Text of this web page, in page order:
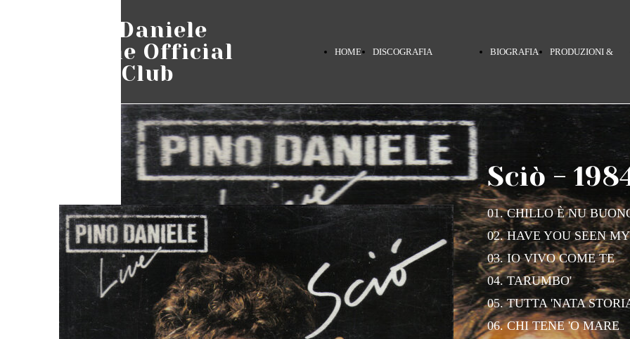
HOME
PAGE
DISCOGRAFIA
TERRA MIA
NERO A METÀ
BIOGRAFIA PRODUZIONI &
COLLABORAZIONI
Pino Daniele
Online Official
Fans Club
Sciò -
01. CHILLO È NU
02. HAVE YOU SEEN
03. IO VIVO COME TE
04. TARUMBO'
05. TUTTA 'NATA
06. CHI TENE 'O MARE